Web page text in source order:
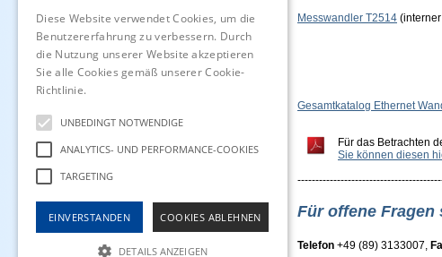
Messwandler T2514
Gesamtkatalog Ethernet
Für das Betrachten
Sie können diesen
Für offene Fragen
Telefon +49 (89) 3133007,
Diese Website verwendet Cookies, um die
Benutzererfahrung zu verbessern. Durch
die Nutzung unserer Website akzeptieren
Sie alle Cookies gemäß unserer Cookie-
Richtlinie.
UNBEDINGT NOTWENDIGE
ANALYTICS- UND PERFORMANCE-COOKIES
TARGETING
EINVERSTANDEN COOKIES ABLEHNEN
DETAILS ANZEIGEN